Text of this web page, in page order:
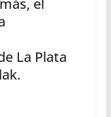
el
La Plata